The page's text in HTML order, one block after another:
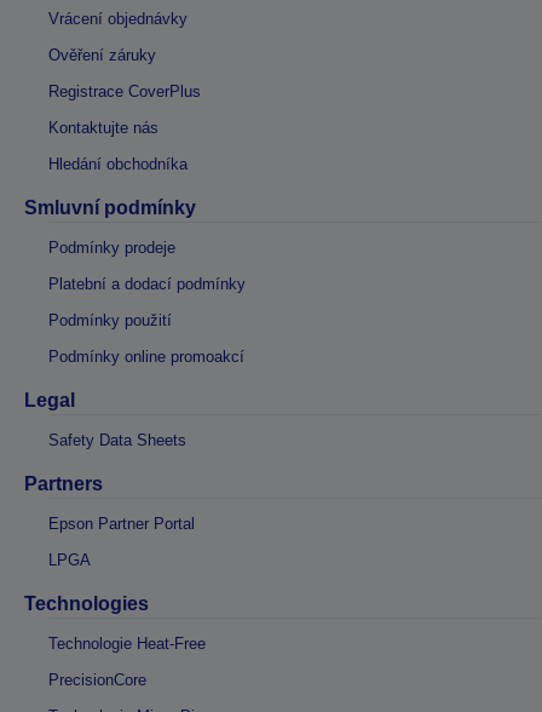
Vrácení objednávky
Ověření záruky
Registrace CoverPlus
Kontaktujte nás
Hledání obchodníka
Smluvní podmínky
Podmínky prodeje
Platební a dodací podmínky
Podmínky použití
Podmínky online promoakcí
Legal
Safety Data Sheets
Partners
Epson Partner Portal
LPGA
Technologies
Technologie Heat-Free
PrecisionCore